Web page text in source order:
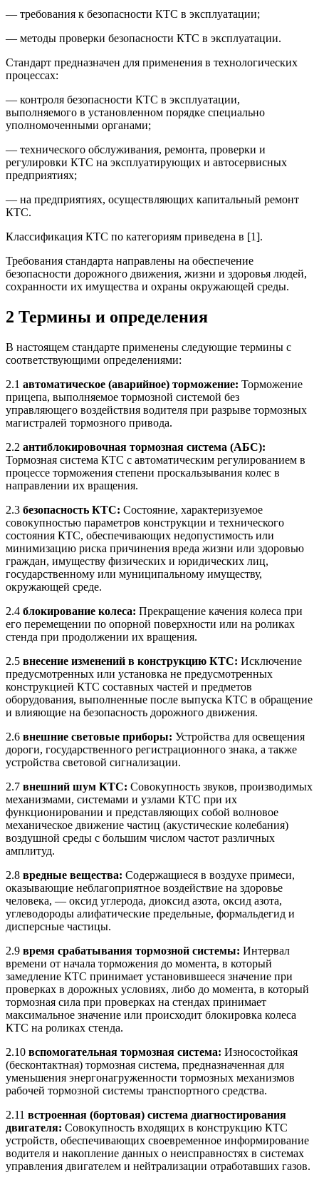
— требования к безопасности КТС в эксплуатации;
— методы проверки безопасности КТС в эксплуатации.
Стандарт предназначен для применения в технологических
процессах:
— контроля безопасности КТС в эксплуатации,
выполняемого в установленном порядке специально
уполномоченными органами;
— технического обслуживания, ремонта, проверки и
регулировки КТС на эксплуатирующих и автосервисных
предприятиях;
— на предприятиях, осуществляющих капитальный ремонт
КТС.
Классификация КТС по категориям приведена в [1].
Требования стандарта направлены на обеспечение
безопасности дорожного движения, жизни и здоровья людей,
сохранности их имущества и охраны окружающей среды.
2 Термины и определения
В настоящем стандарте применены следующие термины с
соответствующими определениями:
2.1 автоматическое (аварийное) торможение: Торможение
прицепа, выполняемое тормозной системой без
управляющего воздействия водителя при разрыве тормозных
магистралей тормозного привода.
2.2 антиблокировочная тормозная система (АБС):
Тормозная система КТС с автоматическим регулированием в
процессе торможения степени проскальзывания колес в
направлении их вращения.
2.3 безопасность КТС: Состояние, характеризуемое
совокупностью параметров конструкции и технического
состояния КТС, обеспечивающих недопустимость или
минимизацию риска причинения вреда жизни или здоровью
граждан, имуществу физических и юридических лиц,
государственному или муниципальному имуществу,
окружающей среде.
2.4 блокирование колеса: Прекращение качения колеса при
его перемещении по опорной поверхности или на роликах
стенда при продолжении их вращения.
2.5 внесение изменений в конструкцию КТС: Исключение
предусмотренных или установка не предусмотренных
конструкцией КТС составных частей и предметов
оборудования, выполненные после выпуска КТС в обращение
и влияющие на безопасность дорожного движения.
2.6 внешние световые приборы: Устройства для освещения
дороги, государственного регистрационного знака, а также
устройства световой сигнализации.
2.7 внешний шум КТС: Совокупность звуков, производимых
механизмами, системами и узлами КТС при их
функционировании и представляющих собой волновое
механическое движение частиц (акустические колебания)
воздушной среды с большим числом частот различных
амплитуд.
2.8 вредные вещества: Содержащиеся в воздухе примеси,
оказывающие неблагоприятное воздействие на здоровье
человека, — оксид углерода, диоксид азота, оксид азота,
углеводороды алифатические предельные, формальдегид и
дисперсные частицы.
2.9 время срабатывания тормозной системы: Интервал
времени от начала торможения до момента, в который
замедление КТС принимает установившееся значение при
проверках в дорожных условиях, либо до момента, в который
тормозная сила при проверках на стендах принимает
максимальное значение или происходит блокировка колеса
КТС на роликах стенда.
2.10 вспомогательная тормозная система: Износостойкая
(бесконтактная) тормозная система, предназначенная для
уменьшения энергонагруженности тормозных механизмов
рабочей тормозной системы транспортного средства.
2.11 встроенная (бортовая) система диагностирования
двигателя: Совокупность входящих в конструкцию КТС
устройств, обеспечивающих своевременное информирование
водителя и накопление данных о неисправностях в системах
управления двигателем и нейтрализации отработавших газов.